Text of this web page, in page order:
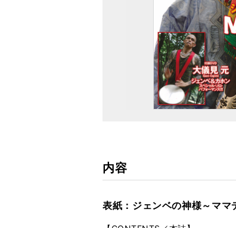
内容
表紙：ジェンベの神様～ママ